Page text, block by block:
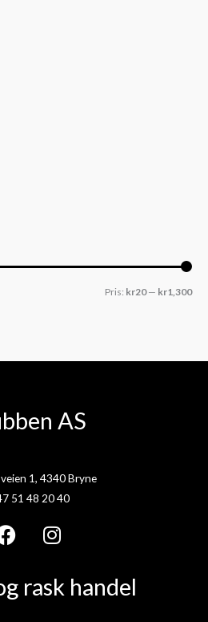
Pris: kr20— kr1,300
AS
1, 4340 Bryne
51 48 20 40
F
c
I
s
rask handel